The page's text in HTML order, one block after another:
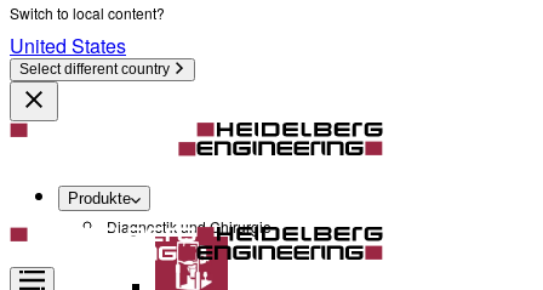
Switch to local content?
United States
Select different country
Produkte
Diagnostik und Chirurgie